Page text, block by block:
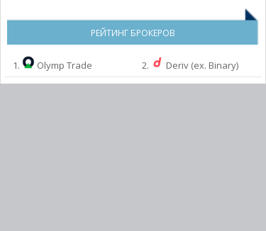
РЕЙТИНГ БРОКЕРОВ
1. Olymp Trade 2. Deriv (ex. Binary)